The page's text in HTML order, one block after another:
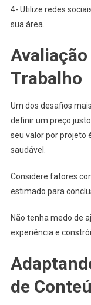
4- Utilize redes
sua área.
Trabalho
Um dos desafios
definir um preço
seu valor por projeto
saudável.
Considere fatores
estimado para
Não tenha medo de
experiência e
de